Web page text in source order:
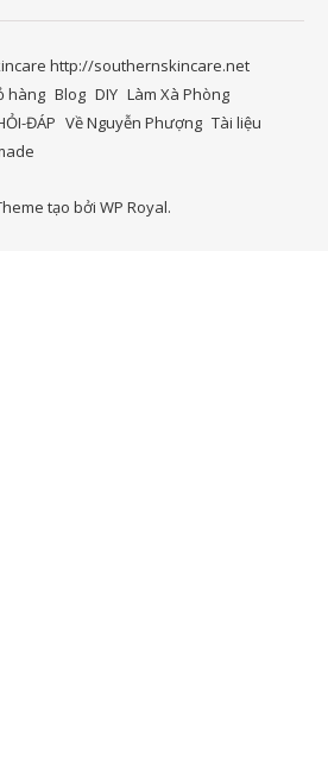
http://southernskincare.net
hàng Blog DIY Làm Xà Phòng
ĐÁP Về Nguyễn Phượng Tài liệu
tạo bởi WP Royal.